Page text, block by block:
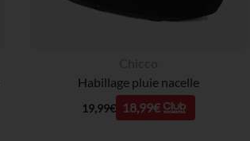
Habillage pluie nacelle
19,99€ 18,99€